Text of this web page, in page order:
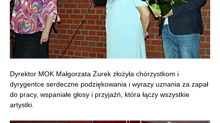
Dyrektor MOK Małgorzata Żurek złożyła chórzystkom i
dyrygentce serdeczne podziękowania i wyrazy uznania za zapał
do pracy, wspaniałe głosy i przyjaźń, która łączy wszystkie
artystki.